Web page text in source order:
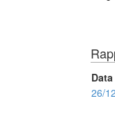
Data
26/